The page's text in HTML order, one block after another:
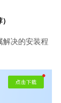
解决的安装程